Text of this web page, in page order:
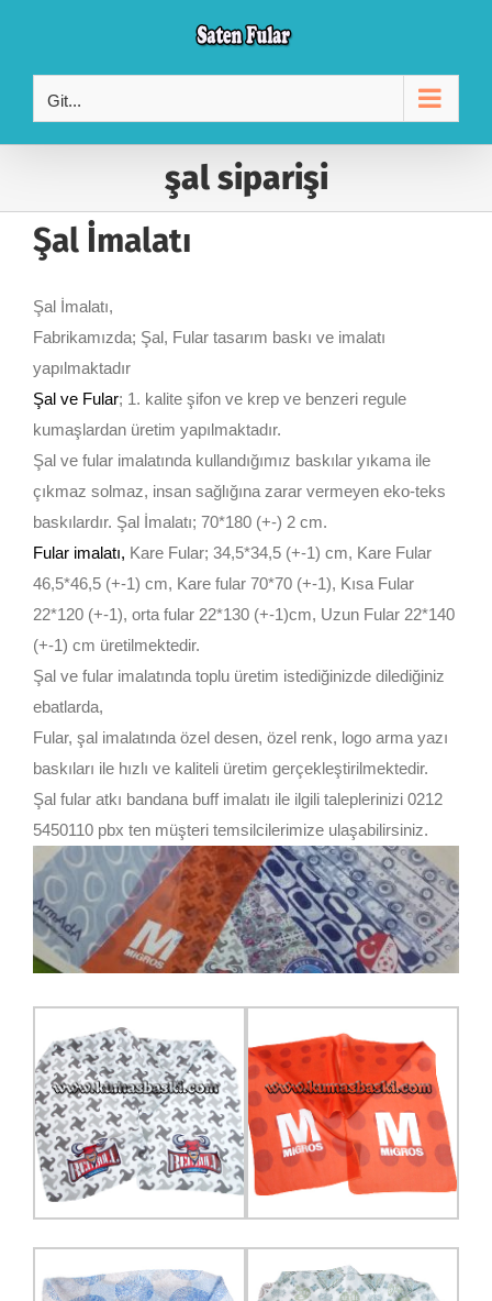
content
Git...
şal siparişi
Şal İmalatı
Şal İmalatı,
Fabrikamızda; Şal, Fular tasarım baskı ve imalatı
yapılmaktadır
Şal ve Fular; 1. kalite şifon ve krep ve benzeri regule
kumaşlardan üretim yapılmaktadır.
Şal ve fular imalatında kullandığımız baskılar yıkama ile
çıkmaz solmaz, insan sağlığına zarar vermeyen eko-teks
baskılardır. Şal İmalatı; 70*180 (+-) 2 cm.
Fular imalatı, Kare Fular; 34,5*34,5 (+-1) cm, Kare Fular
46,5*46,5 (+-1) cm, Kare fular 70*70 (+-1), Kısa Fular
22*120 (+-1), orta fular 22*130 (+-1)cm, Uzun Fular 22*140
(+-1) cm üretilmektedir.
Şal ve fular imalatında toplu üretim istediğinizde dilediğiniz
ebatlarda,
Fular, şal imalatında özel desen, özel renk, logo arma yazı
baskıları ile hızlı ve kaliteli üretim gerçekleştirilmektedir.
Şal fular atkı bandana buff imalatı ile ilgili taleplerinizi 0212
5450110 pbx ten müşteri temsilcilerimize ulaşabilirsiniz.